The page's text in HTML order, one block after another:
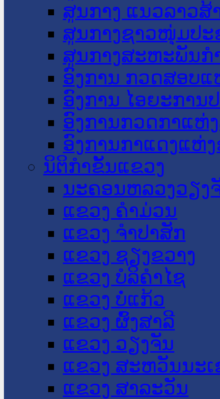
ສູນກາງ ແນວລາວສ້
ສູນກາງຊາວໜຸ່ມປະ
ສູນກາງສະຫະພັນກ
ອົງການ ກວດສອບແ
ອົງການ ໄອຍະການ
ອົງການກວດກາແຫ່
ອົງການກາແດງແຫ່
ນິຕິກໍາຂັ້ນແຂວງ
ນະ​ຄອນ​ຫລວງວຽງ
ແຂວງ ຄໍາມ່ວນ
ແຂວງ ຈໍາປາສັກ
ແຂວງ ຊຽງຂວາງ
ແຂວງ ບໍລິຄໍາໄຊ
ແຂວງ ບໍ່ແກ້ວ
ແຂວງ ຜົ້ງສາລີ
ແຂວງ ວຽງຈັນ
ແຂວງ ສະຫວັນນະ
ແຂວງ ສາລະວັນ